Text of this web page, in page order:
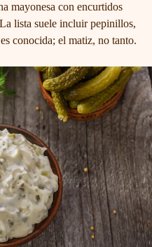
mayonesa con encurtidos
lista suele incluir pepinillos,
conocida; el matiz, no tanto.